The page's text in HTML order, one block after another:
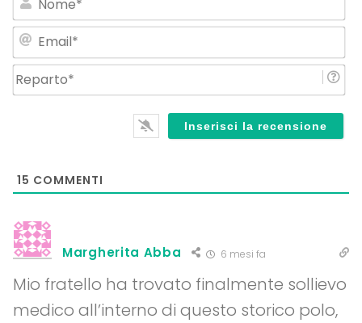
15 COMMENTI
Margherita Abba 6 mesi fa
Mio fratello ha trovato finalmente sollievo
medico all’interno di questo storico polo,